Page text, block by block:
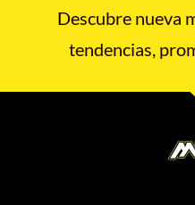
Descubre nueva
tendencias,